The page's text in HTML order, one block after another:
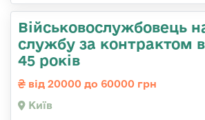
Військовослужбовець
службу за контрактом
45 років
від 20000 до 60000 грн
Київ